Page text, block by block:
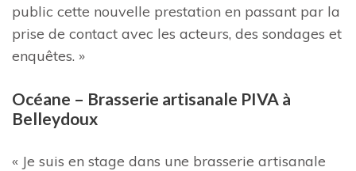
public cette nouvelle prestation en passant par la
prise de contact avec les acteurs, des sondages et
enquêtes. »
Océane – Brasserie artisanale PIVA à
Belleydoux
« Je suis en stage dans une brasserie artisanale